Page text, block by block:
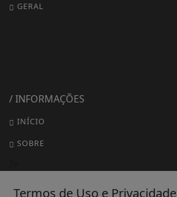
GERAL
/ INFORMAÇÕES
INÍCIO
SOBRE
Termos de Uso e Privacidade